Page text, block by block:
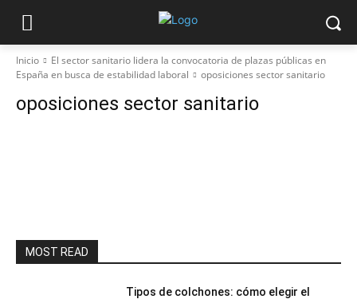
Inicio
El sector sanitario lidera la convocatoria de plazas públicas en
España en busca de estabilidad laboral
oposiciones sector sanitario
oposiciones sector sanitario
MOST READ
Tipos de colchones: cómo elegir el